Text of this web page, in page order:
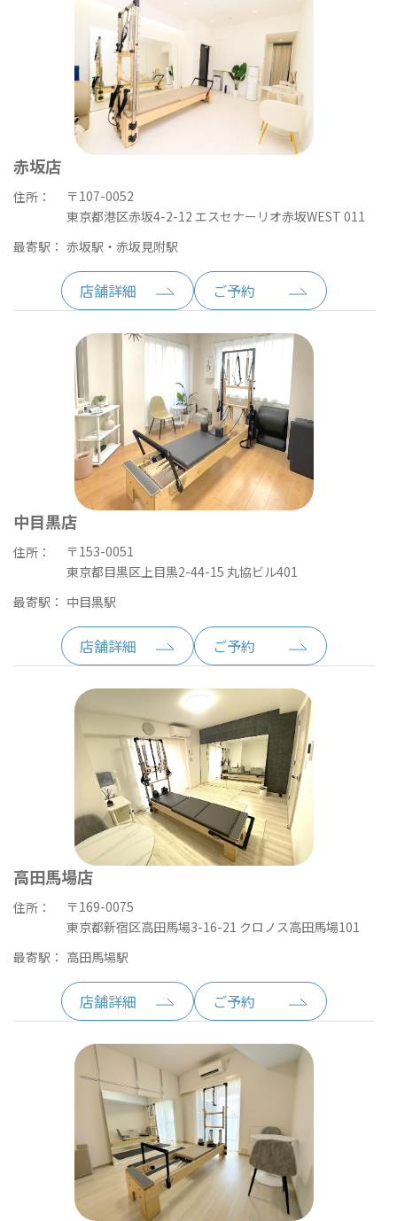
赤坂店
住所：
〒107-0052
東京都港区赤坂4-2-12 エスセナーリオ赤坂WEST 011
最寄駅： 赤坂駅・赤坂見附駅
店舗詳細 ご予約
中目黒店
住所：
〒153-0051
東京都目黒区上目黒2-44-15 丸協ビル401
最寄駅： 中目黒駅
店舗詳細 ご予約
高田馬場店
住所：
〒169-0075
東京都新宿区高田馬場3-16-21 クロノス高田馬場101
最寄駅： 高田馬場駅
店舗詳細 ご予約